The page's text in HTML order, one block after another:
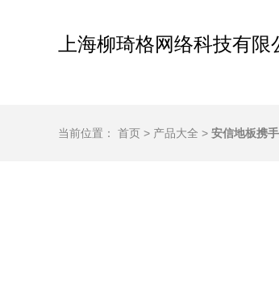
上海柳琦格网络科技有限
当前位置： 首页 > 产品大全 > 安信地板携